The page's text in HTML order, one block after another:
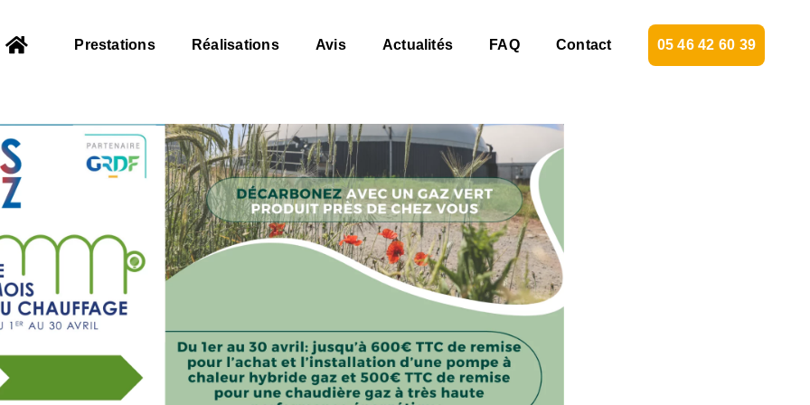
Prestations Réalisations Avis Actualités FAQ Contact 05 46 42 60 39